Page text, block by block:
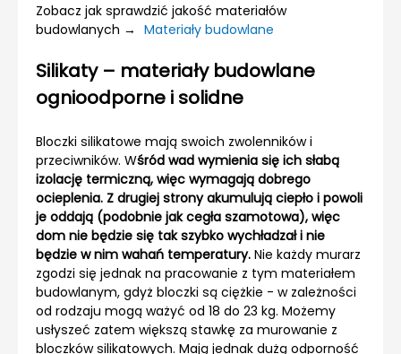
Zobacz jak sprawdzić jakość materiałów
budowlanych → Materiały budowlane
Silikaty – materiały budowlane
ognioodporne i solidne
Bloczki silikatowe mają swoich zwolenników i
przeciwników. Wśród wad wymienia się ich słabą
izolację termiczną, więc wymagają dobrego
ocieplenia. Z drugiej strony akumulują ciepło i powoli
je oddają (podobnie jak cegła szamotowa), więc
dom nie będzie się tak szybko wychładzał i nie
będzie w nim wahań temperatury. Nie każdy murarz
zgodzi się jednak na pracowanie z tym materiałem
budowlanym, gdyż bloczki są ciężkie - w zależności
od rodzaju mogą ważyć od 18 do 23 kg. Możemy
usłyszeć zatem większą stawkę za murowanie z
bloczków silikatowych. Mają jednak dużą odporność